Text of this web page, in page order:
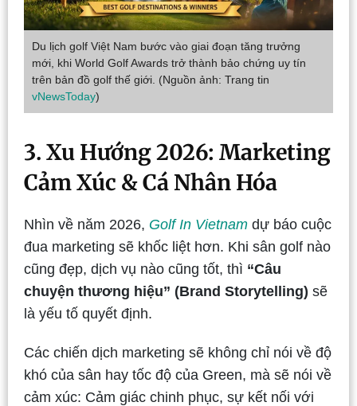
Du lịch golf Việt Nam bước vào giai đoạn tăng trưởng
mới, khi World Golf Awards trở thành bảo chứng uy tín
trên bản đồ golf thế giới. (Nguồn ảnh: Trang tin
vNewsToday)
3. Xu Hướng 2026: Marketing
Cảm Xúc & Cá Nhân Hóa
Nhìn về năm 2026, Golf In Vietnam dự báo cuộc
đua marketing sẽ khốc liệt hơn. Khi sân golf nào
cũng đẹp, dịch vụ nào cũng tốt, thì “Câu
chuyện thương hiệu” (Brand Storytelling) sẽ
là yếu tố quyết định.
Các chiến dịch marketing sẽ không chỉ nói về độ
khó của sân hay tốc độ của Green, mà sẽ nói về
cảm xúc: Cảm giác chinh phục, sự kết nối với